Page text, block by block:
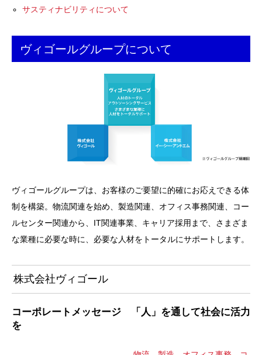
サスティナビリティについて
ヴィゴールグループについて
ヴィゴールグループは、お客様のご要望に的確にお応えできる体
制を構築。物流関連を始め、製造関連、オフィス事務関連、コー
ルセンター関連から、IT関連事業、キャリア採用まで、さまざま
な業種に必要な時に、必要な人材をトータルにサポートします。
株式会社ヴィゴール
コーポレートメッセージ 「人」を通して社会に活力
を